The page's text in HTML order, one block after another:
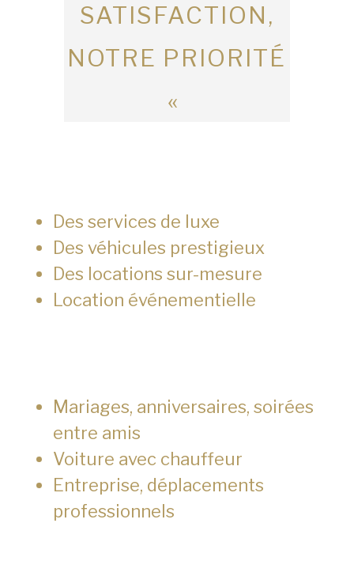
SATISFACTION,
NOTRE PRIORITÉ
«
Des services de luxe
Des véhicules prestigieux
Des locations sur-mesure
Location événementielle
Mariages, anniversaires, soirées
entre amis
Voiture avec chauffeur
Entreprise, déplacements
professionnels